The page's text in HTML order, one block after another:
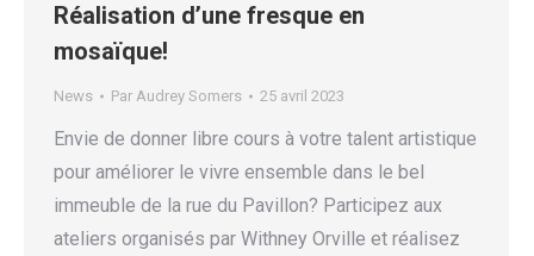
Réalisation d’une fresque en
mosaïque!
News Par Audrey Somers 25 avril 2023
Envie de donner libre cours à votre talent artistique
pour améliorer le vivre ensemble dans le bel
immeuble de la rue du Pavillon? Participez aux
ateliers organisés par Withney Orville et réalisez